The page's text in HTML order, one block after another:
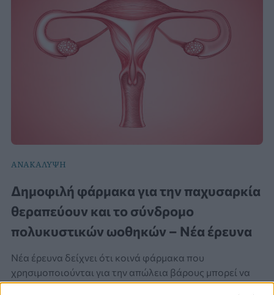
ΑΝΑΚΑΛΥΨΗ
Δημοφιλή φάρμακα για την παχυσαρκία
θεραπεύουν και το σύνδρομο
πολυκυστικών ωοθηκών – Νέα έρευνα
Νέα έρευνα δείχνει ότι κοινά φάρμακα που
χρησιμοποιούνται για την απώλεια βάρους μπορεί να
αντιμετωπίσουν το σύνδρομο πολυκυστικών ωοθηκών